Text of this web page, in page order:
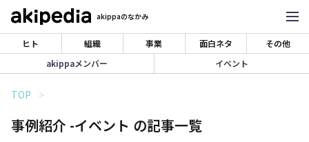
akippaのなかみ
ヒト 組織 事業 面白ネタ
その他
akippaメンバー
イベント
TOP
事例紹介 -イベント の記事一覧